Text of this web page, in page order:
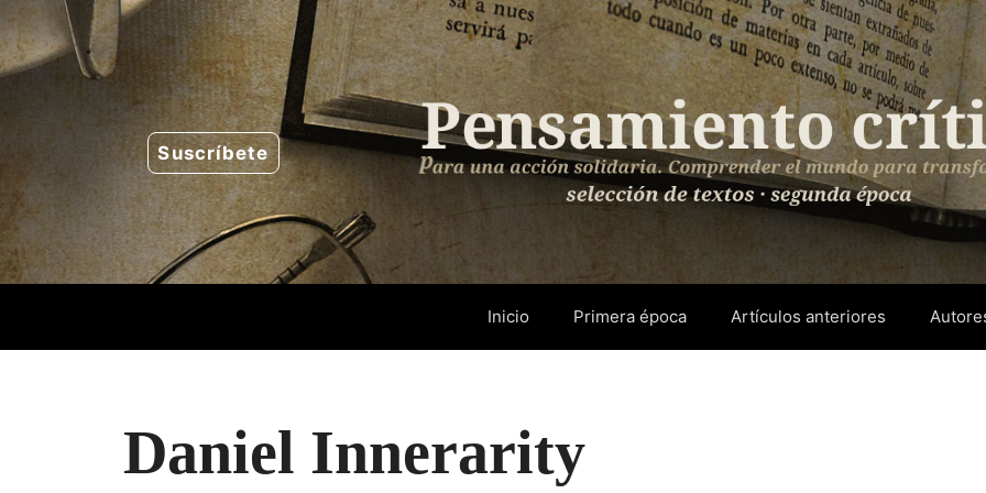
Saltar
al
contenido
Suscríbete
Inicio Primera época Artículos anteriores
Daniel Innerarity